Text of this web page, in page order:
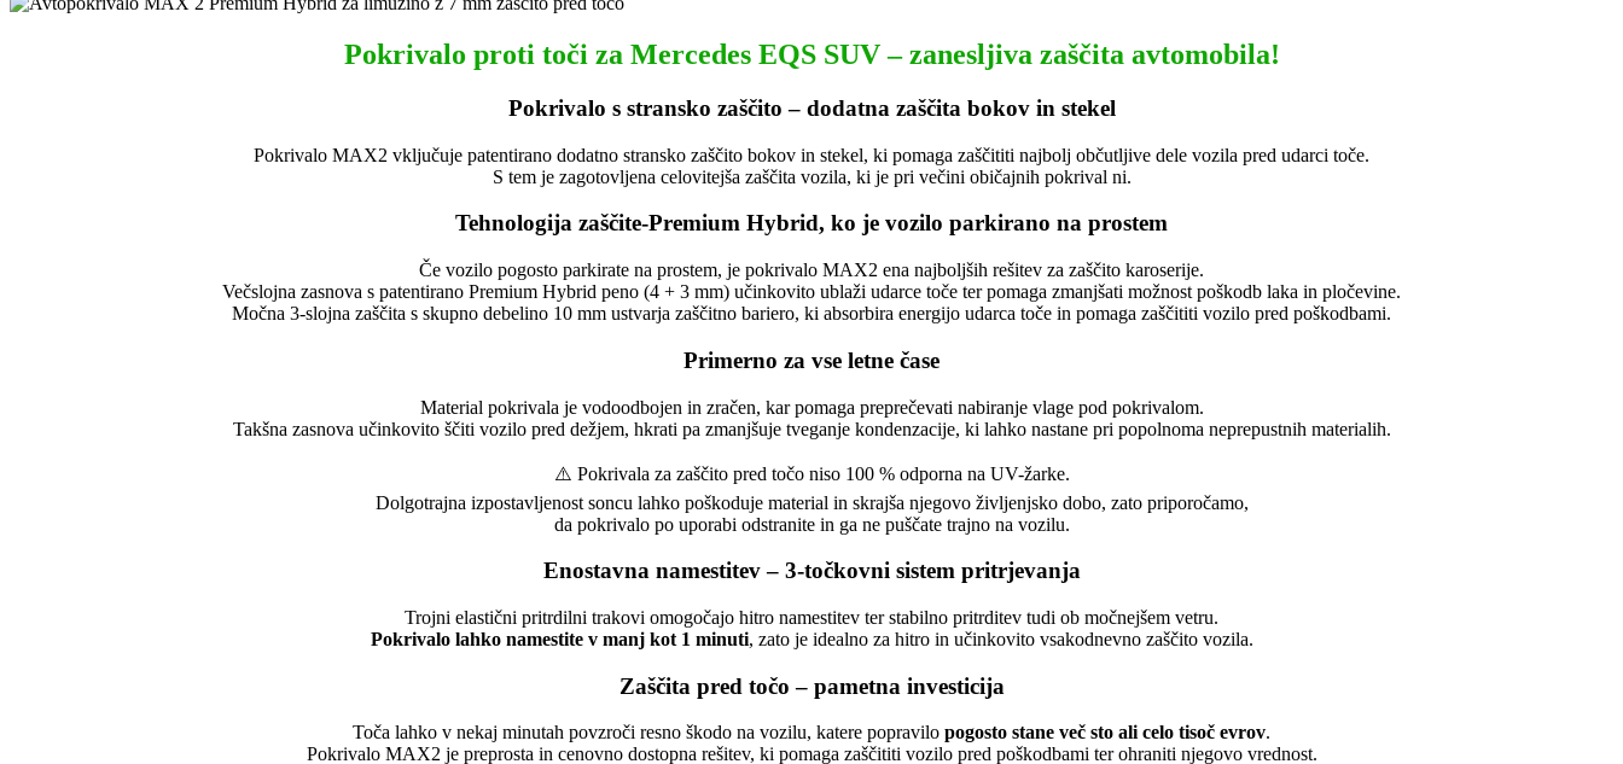
Pokrivalo proti toči za Mercedes EQS SUV – zanesljiva zaščita avtomobila!
Pokrivalo s stransko zaščito – dodatna zaščita bokov in stekel
Pokrivalo MAX2 vključuje patentirano dodatno stransko zaščito bokov in stekel, ki pomaga zaščititi najbolj občutljive dele vozila pred udarci toče.
S tem je zagotovljena celovitejša zaščita vozila, ki je pri večini običajnih pokrival ni.
Tehnologija zaščite-Premium Hybrid, ko je vozilo parkirano na prostem
Če vozilo pogosto parkirate na prostem, je pokrivalo MAX2 ena najboljših rešitev za zaščito karoserije.
Večslojna zasnova s patentirano Premium Hybrid peno (4 + 3 mm) učinkovito ublaži udarce toče ter pomaga zmanjšati možnost poškodb laka in pločevine.
Močna 3-slojna zaščita s skupno debelino 10 mm ustvarja zaščitno bariero, ki absorbira energijo udarca toče in pomaga zaščititi vozilo pred poškodbami.
Primerno za vse letne čase
Material pokrivala je vodoodbojen in zračen, kar pomaga preprečevati nabiranje vlage pod pokrivalom.
Takšna zasnova učinkovito ščiti vozilo pred dežjem, hkrati pa zmanjšuje tveganje kondenzacije, ki lahko nastane pri popolnoma neprepustnih materialih.
⚠️ Pokrivala za zaščito pred točo niso 100 % odporna na UV-žarke.
Dolgotrajna izpostavljenost soncu lahko poškoduje material in skrajša njegovo življenjsko dobo, zato priporočamo,
da pokrivalo po uporabi odstranite in ga ne puščate trajno na vozilu.
Enostavna namestitev – 3-točkovni sistem pritrjevanja
Trojni elastični pritrdilni trakovi omogočajo hitro namestitev ter stabilno pritrditev tudi ob močnejšem vetru.
Pokrivalo lahko namestite v manj kot 1 minuti, zato je idealno za hitro in učinkovito vsakodnevno zaščito vozila.
Zaščita pred točo – pametna investicija
Toča lahko v nekaj minutah povzroči resno škodo na vozilu, katere popravilo pogosto stane več sto ali celo tisoč evrov.
Pokrivalo MAX2 je preprosta in cenovno dostopna rešitev, ki pomaga zaščititi vozilo pred poškodbami ter ohraniti njegovo vrednost.